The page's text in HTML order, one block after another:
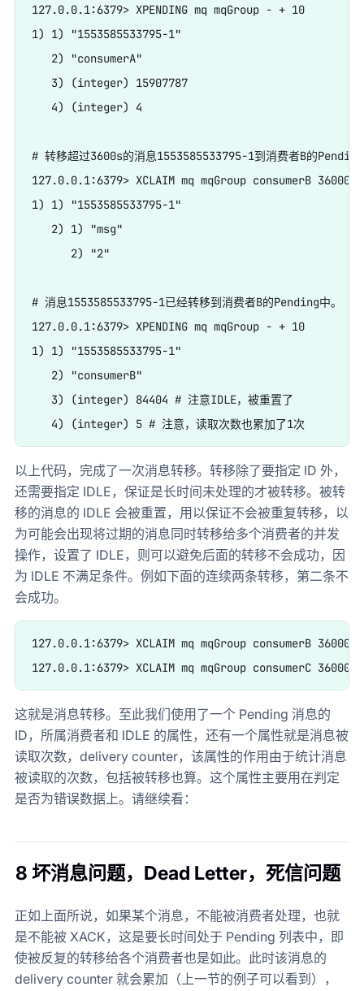
127.0.0.1:6379> XPENDING mq mqGroup - + 10
1) 1) "1553585533795-1"
   2) "consumerA"
   3) (integer) 15907787
   4) (integer) 4
# 转移超过3600s的消息1553585533795-1到消费者B的
127.0.0.1:6379> XCLAIM mq mqGroup consumerB
1) 1) "1553585533795-1"
   2) 1) "msg"
      2) "2"
# 消息1553585533795-1已经转移到消费者B的Pending中。
127.0.0.1:6379> XPENDING mq mqGroup - + 10
1) 1) "1553585533795-1"
   2) "consumerB"
   3) (integer) 84404 # 注意IDLE，被重置了
以上代码，完成了一次消息转移。转移除了要指定 ID 外，
还需要指定 IDLE，保证是长时间未处理的才被转移。被转
移的消息的 IDLE 会被重置，用以保证不会被重复转移，以
为可能会出现将过期的消息同时转移给多个消费者的并发
操作，设置了 IDLE，则可以避免后面的转移不会成功，因
为 IDLE 不满足条件。例如下面的连续两条转移，第二条不
会成功。
127.0.0.1:6379> XCLAIM mq mqGroup consumerB
这就是消息转移。至此我们使用了一个 Pending 消息的
ID，所属消费者和 IDLE 的属性，还有一个属性就是消息被
读取次数，delivery counter，该属性的作用由于统计消息
被读取的次数，包括被转移也算。这个属性主要用在判定
是否为错误数据上。请继续看：
8 坏消息问题，Dead Letter，死信问题
正如上面所说，如果某个消息，不能被消费者处理，也就
是不能被 XACK，这是要长时间处于 Pending 列表中，即
使被反复的转移给各个消费者也是如此。此时该消息的
delivery counter 就会累加（上一节的例子可以看到），